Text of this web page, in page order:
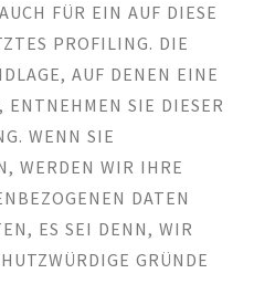
FÜR EIN AUF DIESE
PROFILING. DIE
AUF DENEN EINE
ENTNEHMEN SIE DIESER
WENN SIE
WERDEN WIR IHRE
DATEN
ES SEI DENN, WIR
GRÜNDE